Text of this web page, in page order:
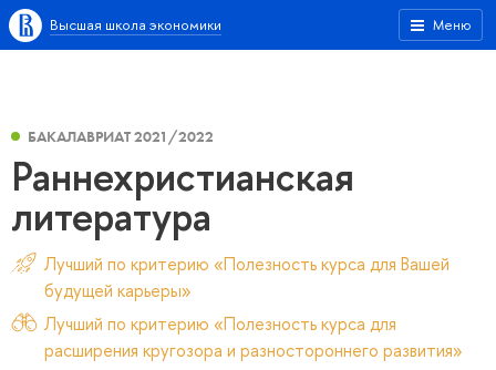
Меню
Высшая школа экономики
БАКАЛАВРИАТ 2021/2022
Раннехристианская
литература
Лучший по критерию «Полезность курса для Вашей
будущей карьеры»
Лучший по критерию «Полезность курса для
расширения кругозора и разностороннего развития»